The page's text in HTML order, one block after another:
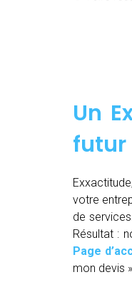
Un
futur
votre
de
Résultat :
Page
mon devis